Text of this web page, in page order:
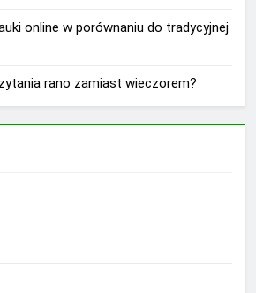
online w porównaniu do tradycyjnej
rano zamiast wieczorem?